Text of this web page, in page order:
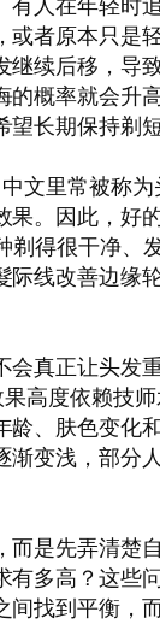
者原本只
续后移，导
概率就会
长期保持剃
里常被称
。因此，好
得很干净
线改善边缘
真正让头发
高度依赖技
、肤色变化
变浅，部
是先弄清
多高？这些
找到平衡